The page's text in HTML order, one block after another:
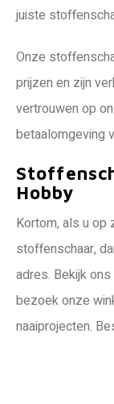
juiste
Onze
prijzen en zijn
vertrouwen op
betaalomgeving
Hobby
Kortom, als u op
stoffenschaar,
adres. Bekijk
bezoek onze
naaiprojecten.